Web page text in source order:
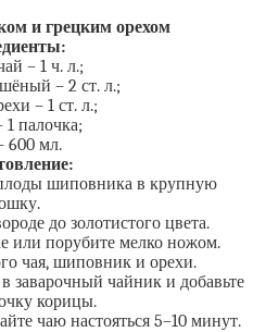
и грецким орехом
– 1 ч. л.;
– 2 ст. л.;
– 1 ст. л.;
1 палочка;
600 мл.
шиповника в крупную
до золотистого цвета.
или порубите мелко ножом.
чая, шиповник и орехи.
заварочный чайник и добавьте
корицы.
чаю настояться 5–10 минут.